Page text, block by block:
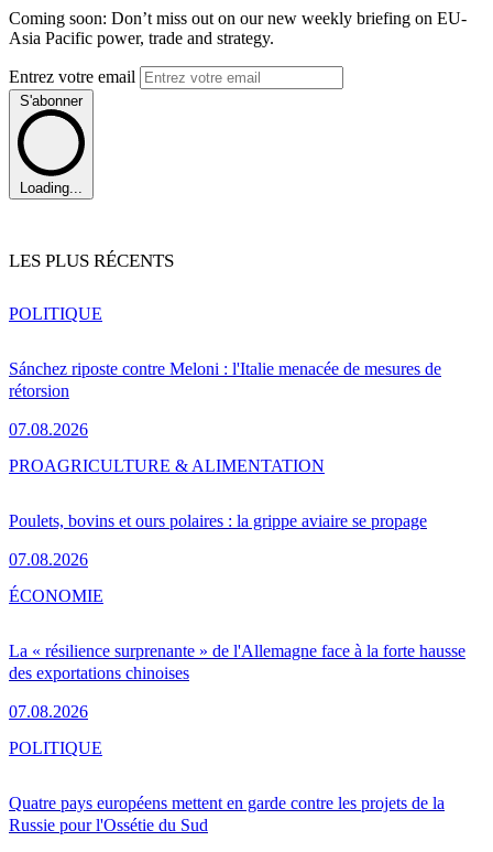
Coming soon: Don’t miss out on our new weekly briefing on EU-
Asia Pacific power, trade and strategy.
Entrez votre email
S'abonner
Loading...
LES PLUS RÉCENTS
Sánchez riposte contre Meloni : l'Italie menacée de mesures de
rétorsion
07.08.2026
POLITIQUE
Poulets, bovins et ours polaires : la grippe aviaire se propage
07.08.2026
PROAGRICULTURE & ALIMENTATION
La « résilience surprenante » de l'Allemagne face à la forte hausse
des exportations chinoises
07.08.2026
ÉCONOMIE
Quatre pays européens mettent en garde contre les projets de la
Russie pour l'Ossétie du Sud
POLITIQUE